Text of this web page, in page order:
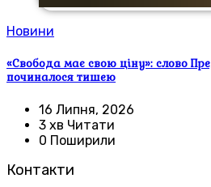
Новини
«Свобода має свою ціну»: слово
починалося тишею
16 Липня, 2026
3 хв Читати
0 Поширили
Контакти